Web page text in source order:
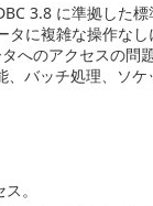
3.8 に準拠した
タに複雑な操作なし
へのアクセスの問
、バッチ処理、ソ
。